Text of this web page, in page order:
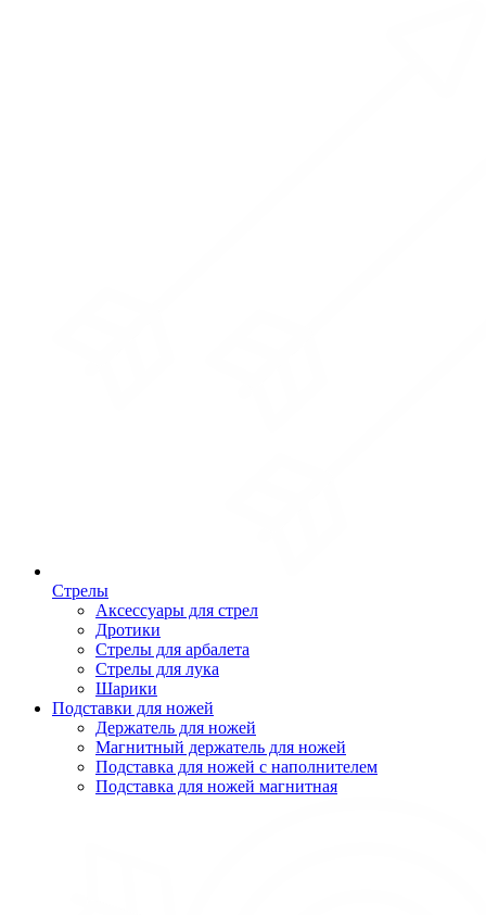
Стрелы
Аксессуары для стрел
Дротики
Стрелы для арбалета
Стрелы для лука
Шарики
Подставки для ножей
Держатель для ножей
Магнитный держатель для ножей
Подставка для ножей с наполнителем
Подставка для ножей магнитная